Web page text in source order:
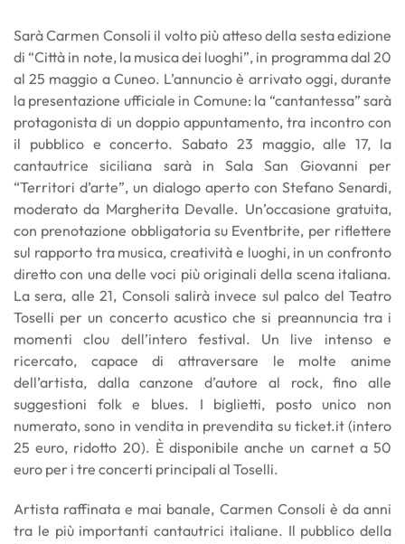
Sarà Carmen Consoli il volto più atteso della sesta edizione
di “Città in note, la musica dei luoghi”, in programma dal 20
al 25 maggio a Cuneo. L’annuncio è arrivato oggi, durante
la presentazione ufficiale in Comune: la “cantantessa” sarà
protagonista di un doppio appuntamento, tra incontro con
il pubblico e concerto. Sabato 23 maggio, alle 17, la
cantautrice siciliana sarà in Sala San Giovanni per
“Territori d’arte”, un dialogo aperto con Stefano Senardi,
moderato da Margherita Devalle. Un’occasione gratuita,
con prenotazione obbligatoria su Eventbrite, per riflettere
sul rapporto tra musica, creatività e luoghi, in un confronto
diretto con una delle voci più originali della scena italiana.
La sera, alle 21, Consoli salirà invece sul palco del Teatro
Toselli per un concerto acustico che si preannuncia tra i
momenti clou dell’intero festival. Un live intenso e
ricercato, capace di attraversare le molte anime
dell’artista, dalla canzone d’autore al rock, fino alle
suggestioni folk e blues. I biglietti, posto unico non
numerato, sono in vendita in prevendita su ticket.it (intero
25 euro, ridotto 20). È disponibile anche un carnet a 50
euro per i tre concerti principali al Toselli.
Artista raffinata e mai banale, Carmen Consoli è da anni
tra le più importanti cantautrici italiane. Il pubblico della